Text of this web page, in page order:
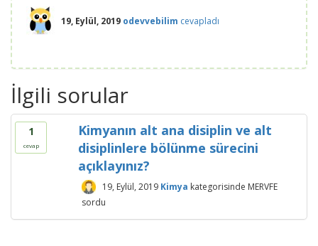
19, Eylül, 2019 odevvebilim cevapladı
İlgili sorular
1
cevap
Kimyanın alt ana disiplin ve alt
disiplinlere bölünme sürecini
açıklayınız?
19, Eylül, 2019 Kimya kategorisinde MERVFE
sordu